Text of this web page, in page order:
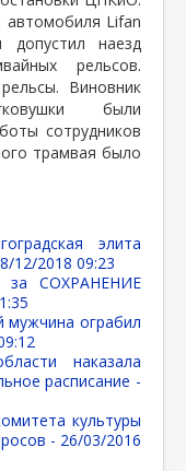
автомобиля Lifan
наезд
рельсов.
Виновник
были
сотрудников
трамвая было
элита
12/2018 09:23
за СОХРАНЕНИЕ
мужчина ограбил
наказала
расписание -
культуры
- 26/03/2016